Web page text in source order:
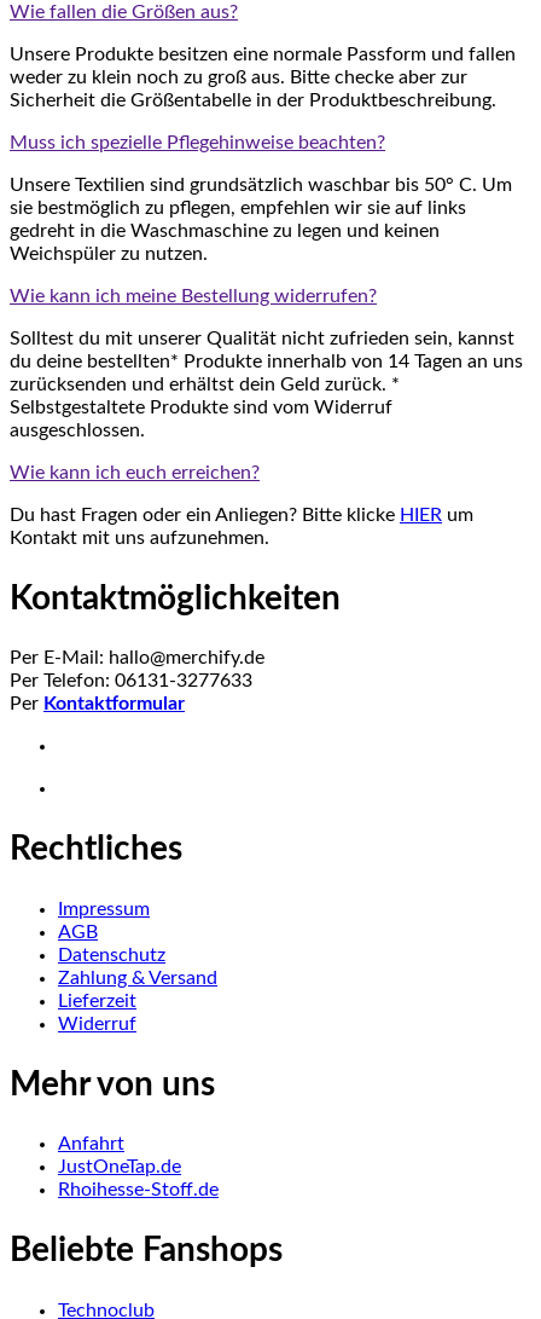
Wie fallen die Größen aus?
Unsere Produkte besitzen eine normale Passform und fallen
weder zu klein noch zu groß aus. Bitte checke aber zur
Sicherheit die Größentabelle in der Produktbeschreibung.
Muss ich spezielle Pflegehinweise beachten?
Unsere Textilien sind grundsätzlich waschbar bis 50° C. Um
sie bestmöglich zu pflegen, empfehlen wir sie auf links
gedreht in die Waschmaschine zu legen und keinen
Weichspüler zu nutzen.
Wie kann ich meine Bestellung widerrufen?
Solltest du mit unserer Qualität nicht zufrieden sein, kannst
du deine bestellten* Produkte innerhalb von 14 Tagen an uns
zurücksenden und erhältst dein Geld zurück. *
Selbstgestaltete Produkte sind vom Widerruf
ausgeschlossen.
Wie kann ich euch erreichen?
Du hast Fragen oder ein Anliegen? Bitte klicke HIER um
Kontakt mit uns aufzunehmen.
Kontaktmöglichkeiten
Per E-Mail: hallo@merchify.de
Per Telefon: 06131-3277633
Per Kontaktformular
Rechtliches
Impressum
AGB
Datenschutz
Zahlung & Versand
Lieferzeit
Widerruf
Mehr von uns
Anfahrt
JustOneTap.de
Rhoihesse-Stoff.de
Beliebte Fanshops
Technoclub